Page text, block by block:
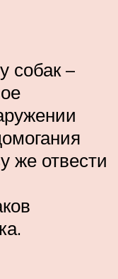
собак –
же отвести